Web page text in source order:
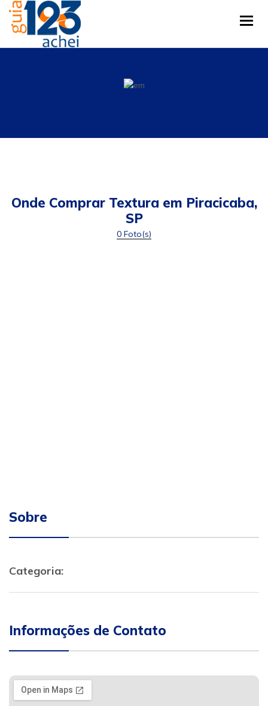
Onde Comprar Textura em Piracicaba,
SP
0 Foto(s)
Sobre
Categoria:
Informações de Contato